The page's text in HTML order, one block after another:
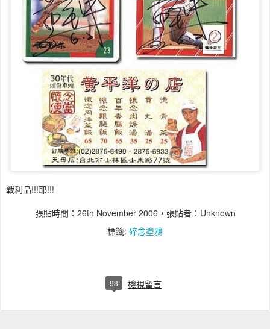
戰利品!!!耶!!!
張貼時間： 26th November 2006 ，張貼者：Unknown
標籤: 碎念塗鴉
93 檢視留言